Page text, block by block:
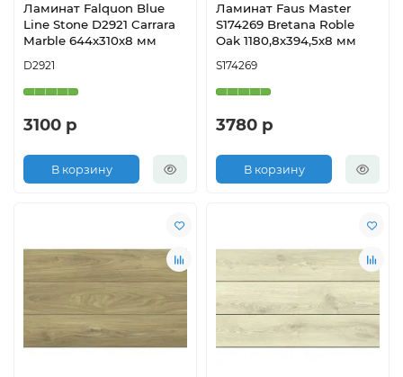
Ламинат Falquon Blue
Line Stone D2921 Carrara
Marble 644х310х8 мм
D2921
3100 р
В корзину
Ламинат Faus Master
S174269 Bretana Roble
Oak 1180,8х394,5х8 мм
S174269
3780 р
В корзину